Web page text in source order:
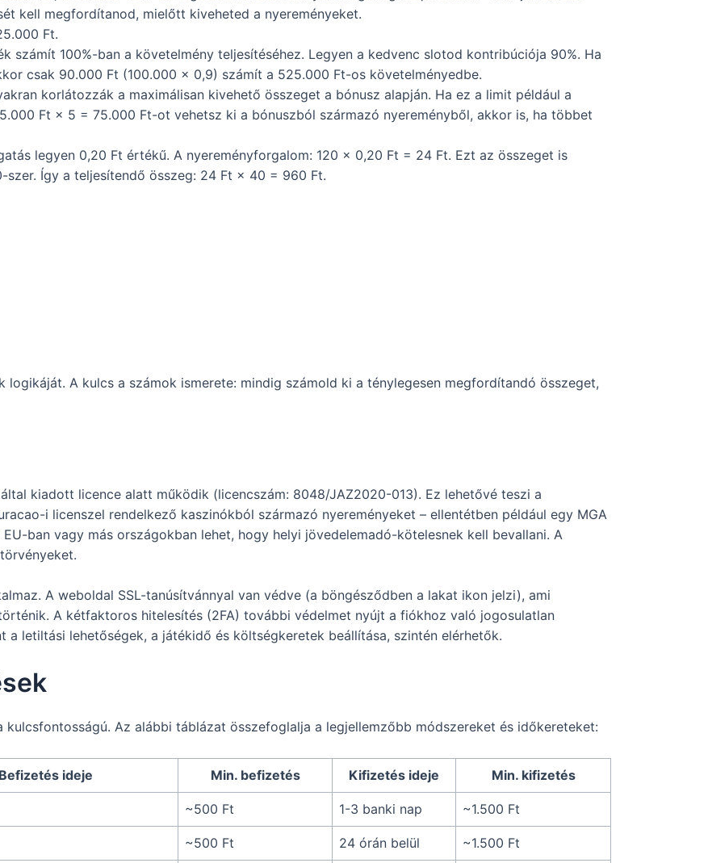
kell megfordítanod, mielőtt kiveheted a nyereményeket.
Ft.
számít 100%-ban a követelmény teljesítéséhez. Legyen a kedvenc slotod kontribúciója 90%. Ha
csak 90.000 Ft (100.000 × 0,9) számít a 525.000 Ft-os követelményedbe.
korlátozzák a maximálisan kivehető összeget a bónusz alapján. Ha ez a limit például a
Ft × 5 = 75.000 Ft-ot vehetsz ki a bónuszból származó nyereményből, akkor is, ha többet
legyen 0,20 Ft értékű. A nyereményforgalom: 120 × 0,20 Ft = 24 Ft. Ezt az összeget is
Így a teljesítendő összeg: 24 Ft × 40 = 960 Ft.
A kulcs a számok ismerete: mindig számold ki a ténylegesen megfordítandó összeget,
kiadott licence alatt működik (licencszám: 8048/JAZ2020-013). Ez lehetővé teszi a
i licenszel rendelkező kaszinókból származó nyereményeket – ellentétben például egy MGA
ban vagy más országokban lehet, hogy helyi jövedelemadó-kötelesnek kell bevallani. A
A weboldal SSL-tanúsítvánnyal van védve (a böngésződben a lakat ikon jelzi), ami
A kétfaktoros hitelesítés (2FA) további védelmet nyújt a fiókhoz való jogosulatlan
a letiltási lehetőségek, a játékidő és költségkeretek beállítása, szintén elérhetők.
Az alábbi táblázat összefoglalja a legjellemzőbb módszereket és időkereteket:
Befizetés ideje Min. befizetés Kifizetés ideje Min. kifizetés
~500 Ft 1-3 banki nap ~1.500 Ft
~500 Ft 24 órán belül ~1.500 Ft